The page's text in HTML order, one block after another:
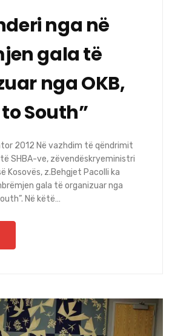
nga në
gala të
nga OKB,
South”
2012 Në vazhdim të qëndrimit
SHBA-ve, zëvendëskryeministri
Kosovës, z.Behgjet Pacolli ka
gala të organizuar nga
Në këtë…